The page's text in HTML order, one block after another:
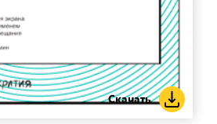
Скачать